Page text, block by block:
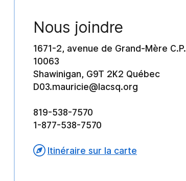
Nous joindre
1671-2, avenue de Grand-Mère C.P.
10063
Shawinigan, G9T 2K2 Québec
D03.mauricie@lacsq.org
819-538-7570
1-877-538-7570
Itinéraire sur la carte